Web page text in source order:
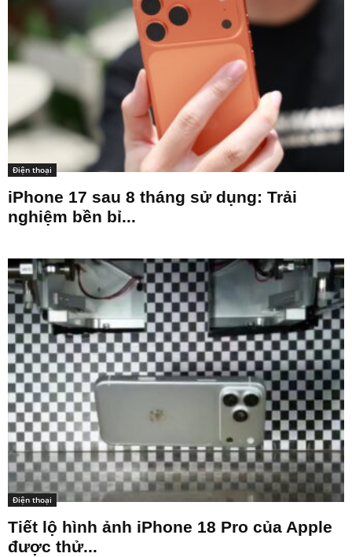
Điện thoại
iPhone 17 sau 8 tháng sử dụng: Trải
nghiệm bền bỉ...
Điện thoại
Tiết lộ hình ảnh iPhone 18 Pro của Apple
được thử...